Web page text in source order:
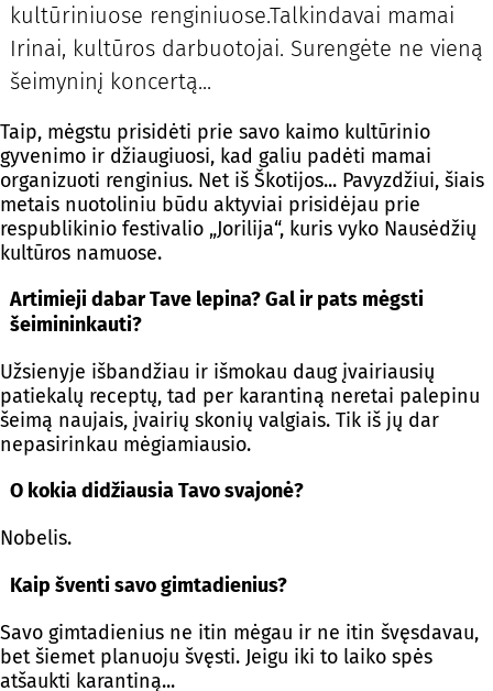
kultūriniuose renginiuose.Talkindavai mamai
Irinai, kultūros darbuotojai. Surengėte ne vieną
šeimyninį koncertą...
Taip, mėgstu prisidėti prie savo kaimo kultūrinio
gyvenimo ir džiaugiuosi, kad galiu padėti mamai
organizuoti renginius. Net iš Škotijos... Pavyzdžiui, šiais
metais nuotoliniu būdu aktyviai prisidėjau prie
respublikinio festivalio „Jorilija“, kuris vyko Nausėdžių
kultūros namuose.
Artimieji dabar Tave lepina? Gal ir pats mėgsti
šeimininkauti?
Užsienyje išbandžiau ir išmokau daug įvairiausių
patiekalų receptų, tad per karantiną neretai palepinu
šeimą naujais, įvairių skonių valgiais. Tik iš jų dar
nepasirinkau mėgiamiausio.
O kokia didžiausia Tavo svajonė?
Nobelis.
Kaip šventi savo gimtadienius?
Savo gimtadienius ne itin mėgau ir ne itin švęsdavau,
bet šiemet planuoju švęsti. Jeigu iki to laiko spės
atšaukti karantiną...